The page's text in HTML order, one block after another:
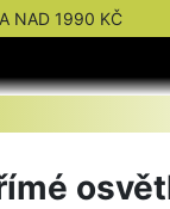
NAD 1990 KČ